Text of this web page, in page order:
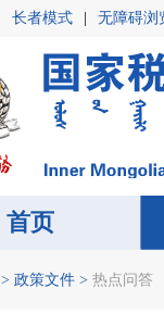
长者模式 无障碍浏
首页
首页
> 政策文件 > 热点问答